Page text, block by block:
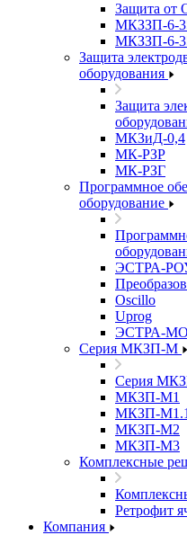
Защита от
МКЗЗП-6-
МКЗЗП-6-
Защита
оборудования
Защита
МКЗиД-0,4
МК-РЗР
МК-РЗГ
Программное
оборудование
ЭСТРА-
Oscillo
Uprog
ЭСТРА-
Серия МКЗП-М
Серия
МКЗП-М1
МКЗП-М1.1
МКЗП-М2
МКЗП-М3
Комплексные
Ретрофит
Компания